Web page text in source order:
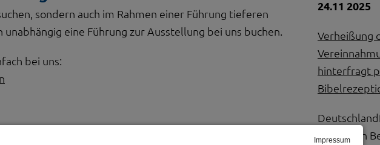
Impressum
sondern auch im Rahmen einer Führung tieferen
eine Führung zur Ausstellung bei uns buchen.
bei uns:
24.11 2025
Verheißung
hinterfragt
von Simon